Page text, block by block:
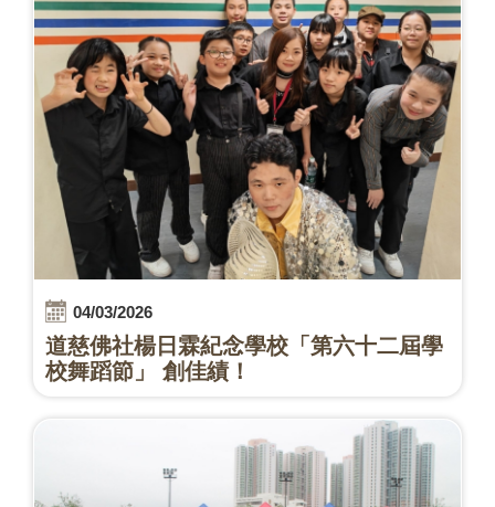
04/03/2026
道慈佛社楊日霖紀念學校「第六十二屆學
校舞蹈節」 創佳績！